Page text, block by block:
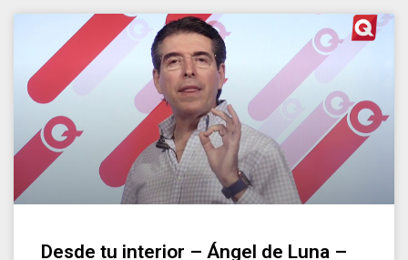
Desde tu interior – Ángel de Luna –